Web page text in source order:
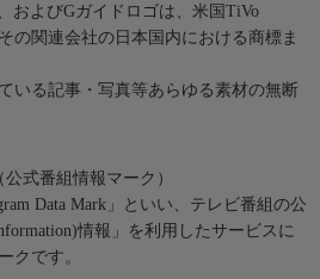
およびGガイドロゴは、米国TiVo
の関連会社の日本国内における商標ま
いる記事・写真等あらゆる素材の無断
式番組情報マーク）
Data Mark」といい、テレビ番組の公
情報」を利用したサービスに
クです。